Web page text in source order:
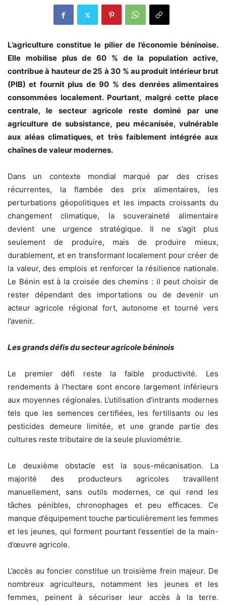
L’agriculture constitue le pilier de l’économie béninoise.
Elle mobilise plus de 60 % de la population active,
contribue à hauteur de 25 à 30 % au produit intérieur brut
(PIB) et fournit plus de 90 % des denrées alimentaires
consommées localement. Pourtant, malgré cette place
centrale, le secteur agricole reste dominé par une
agriculture de subsistance, peu mécanisée, vulnérable
aux aléas climatiques, et très faiblement intégrée aux
chaînes de valeur modernes.
Dans un contexte mondial marqué par des crises
récurrentes, la flambée des prix alimentaires, les
perturbations géopolitiques et les impacts croissants du
changement climatique, la souveraineté alimentaire
devient une urgence stratégique. Il ne s’agit plus
seulement de produire, mais de produire mieux,
durablement, et en transformant localement pour créer de
la valeur, des emplois et renforcer la résilience nationale.
Le Bénin est à la croisée des chemins : il peut choisir de
rester dépendant des importations ou de devenir un
acteur agricole régional fort, autonome et tourné vers
l’avenir.
Les grands défis du secteur agricole béninois
Le premier défi reste la faible productivité. Les
rendements à l’hectare sont encore largement inférieurs
aux moyennes régionales. L’utilisation d’intrants modernes
tels que les semences certifiées, les fertilisants ou les
pesticides demeure limitée, et une grande partie des
cultures reste tributaire de la seule pluviométrie.
Le deuxième obstacle est la sous-mécanisation. La
majorité des producteurs agricoles travaillent
manuellement, sans outils modernes, ce qui rend les
tâches pénibles, chronophages et peu efficaces. Ce
manque d’équipement touche particulièrement les femmes
et les jeunes, qui forment pourtant l’essentiel de la main-
d’œuvre agricole.
L’accès au foncier constitue un troisième frein majeur. De
nombreux agriculteurs, notamment les jeunes et les
femmes, peinent à sécuriser leur accès à la terre.